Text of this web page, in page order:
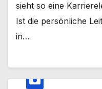
sieht so eine
Ist die persönliche
in…